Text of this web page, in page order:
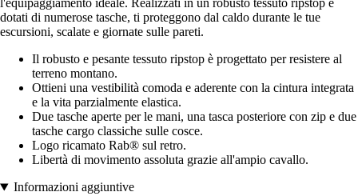
l'equipaggiamento ideale. Realizzati in un robusto tessuto ripstop e
dotati di numerose tasche, ti proteggono dal caldo durante le tue
escursioni, scalate e giornate sulle pareti.
Il robusto e pesante tessuto ripstop è progettato per resistere al
terreno montano.
Ottieni una vestibilità comoda e aderente con la cintura integrata
e la vita parzialmente elastica.
Due tasche aperte per le mani, una tasca posteriore con zip e due
tasche cargo classiche sulle cosce.
Logo ricamato Rab® sul retro.
Libertà di movimento assoluta grazie all'ampio cavallo.
Informazioni aggiuntive